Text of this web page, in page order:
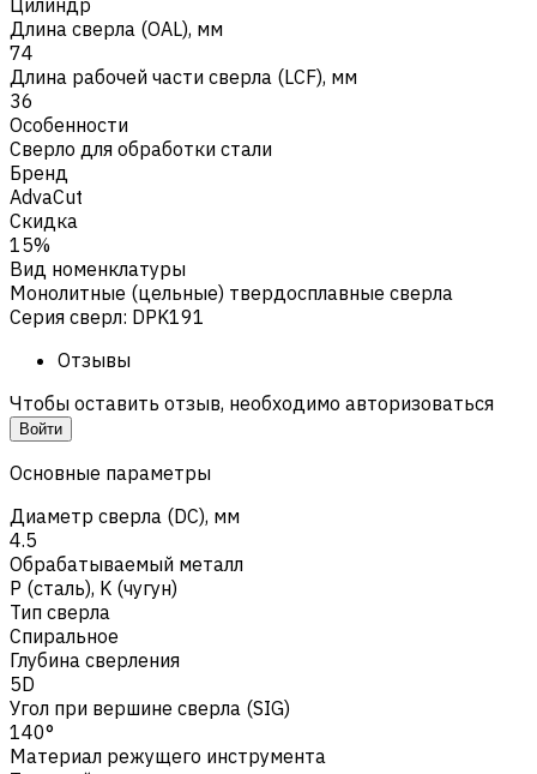
Длина сверла (OAL), мм
74
Длина рабочей части сверла (LCF), мм
36
Особенности
Сверло для обработки стали
Бренд
AdvaCut
Скидка
15%
Вид номенклатуры
Монолитные (цельные) твердосплавные сверла
Серия сверл: DPK191
Отзывы
Чтобы оставить отзыв, необходимо авторизоваться
Войти
Основные параметры
Диаметр сверла (DC), мм
4.5
Обрабатываемый металл
Р (сталь), K (чугун)
Тип сверла
Спиральное
Глубина сверления
5D
Угол при вершине сверла (SIG)
140°
Материал режущего инструмента